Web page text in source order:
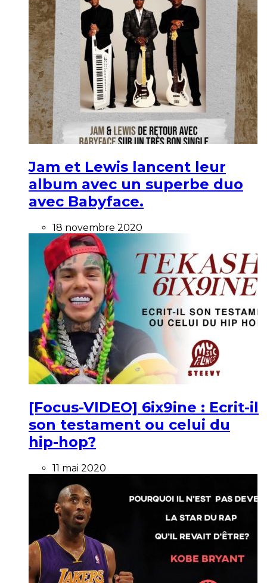
Jam et Lewis lancent leur
album avec un superbe duo
avec Babyface.
18 novembre 2020
[Focus-VIDEO] 6ix9ine : Ecrit-il
son testament ou celui du
hip-hop?
11 mai 2020